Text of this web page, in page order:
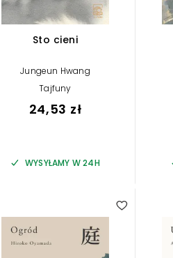
Sto cieni
Jungeun Hwang
Tajfuny
24,53 zł
WYSYŁAMY W 24H